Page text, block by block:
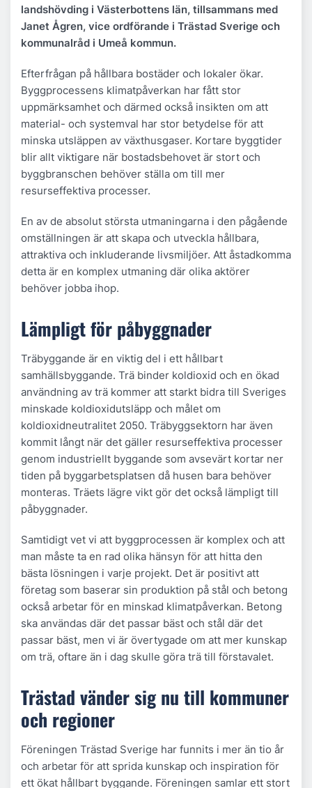
landshövding i Västerbottens län, tillsammans med
Janet Ågren, vice ordförande i Trästad Sverige och
kommunalråd i Umeå kommun.
Efterfrågan på hållbara bostäder och lokaler ökar.
Byggprocessens klimatpåverkan har fått stor
uppmärksamhet och därmed också insikten om att
material- och systemval har stor betydelse för att
minska utsläppen av växthusgaser. Kortare byggtider
blir allt viktigare när bostadsbehovet är stort och
byggbranschen behöver ställa om till mer
resurseffektiva processer.
En av de absolut största utmaningarna i den pågående
omställningen är att skapa och utveckla hållbara,
attraktiva och inkluderande livsmiljöer. Att åstadkomma
detta är en komplex utmaning där olika aktörer
behöver jobba ihop.
Lämpligt för påbyggnader
Träbyggande är en viktig del i ett hållbart
samhällsbyggande. Trä binder koldioxid och en ökad
användning av trä kommer att starkt bidra till Sveriges
minskade koldioxidutsläpp och målet om
koldioxidneutralitet 2050. Träbyggsektorn har även
kommit långt när det gäller resurseffektiva processer
genom industriellt byggande som avsevärt kortar ner
tiden på byggarbetsplatsen då husen bara behöver
monteras. Träets lägre vikt gör det också lämpligt till
påbyggnader.
Samtidigt vet vi att byggprocessen är komplex och att
man måste ta en rad olika hänsyn för att hitta den
bästa lösningen i varje projekt. Det är positivt att
företag som baserar sin produktion på stål och betong
också arbetar för en minskad klimatpåverkan. Betong
ska användas där det passar bäst och stål där det
passar bäst, men vi är övertygade om att mer kunskap
om trä, oftare än i dag skulle göra trä till förstavalet.
Trästad vänder sig nu till kommuner
och regioner
Föreningen Trästad Sverige har funnits i mer än tio år
och arbetar för att sprida kunskap och inspiration för
ett ökat hållbart byggande. Föreningen samlar ett stort